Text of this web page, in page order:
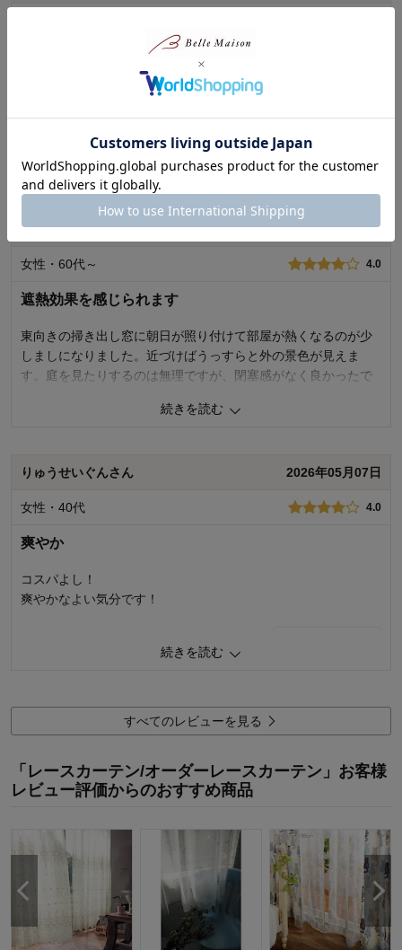
気に入っています。
このレースカーテンはこれまで何枚か購入しています。
人が参考になりました
価格
3.0
機能
5.0
使用感・使いやすさ
5.0
デザイン・色
5.0
使用場所：
購入のきっかけ：
続きを読む
azukiさん 2026年07月18日
女性・60代～ 4.0
遮熱効果を感じられます
東向きの掃き出し窓に朝日が照り付けて部屋が熱くなるのが少
しましになりました。近づけばうっすらと外の景色が見えま
す。庭を見たりするのは無理ですが、閉塞感がなく良かったで
おすすめサイズ範囲内のワンサイズ短い商品をかけてみたらパ
ほうが良いと思います。
います。
価格
機能
購入のきっかけ： 買い替え
商品を使う人： 子供
続きを読む
りゅうせいぐんさん 2026年05月07日
女性・40代 4.0
爽やか
コスパよし！
爽やかなよい気分です！
使用感・使いやすさ
5.0
デザイン・色
3.0
購入商品：
約１００×１９８×２枚
使用場所： 寝室
購入のきっかけ：
買い替え
続きを読む
すべてのレビューを見る
「レースカーテン/オーダーレースカーテン」お客様
レビュー評価からのおすすめ商品